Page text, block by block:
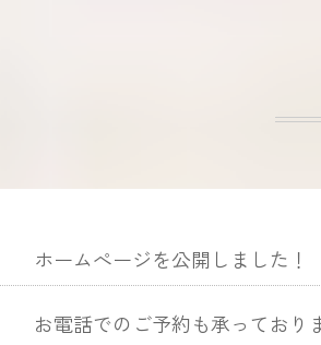
ホームぺージを公開しました！
お電話でのご予約も承っており